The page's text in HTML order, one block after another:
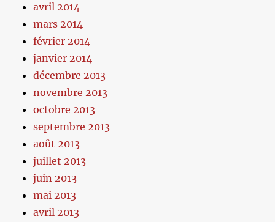
avril 2014
mars 2014
février 2014
janvier 2014
décembre 2013
novembre 2013
octobre 2013
septembre 2013
août 2013
juillet 2013
juin 2013
mai 2013
avril 2013